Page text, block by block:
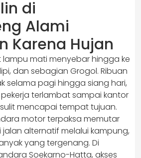
di
Alami
Karena Hujan
mati menyebar hingga ke
dan sebagian Grogol. Ribuan
selama pagi hingga siang hari,
terlambat sampai kantor
mencapai tempat tujuan.
motor terpaksa memutar
alternatif melalui kampung,
yang tergenang. Di
Soekarno-Hatta, akses